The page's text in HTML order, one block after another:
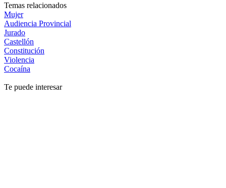
Temas relacionados
Mujer
Audiencia Provincial
Jurado
Castellón
Constitución
Violencia
Cocaína
Te puede interesar